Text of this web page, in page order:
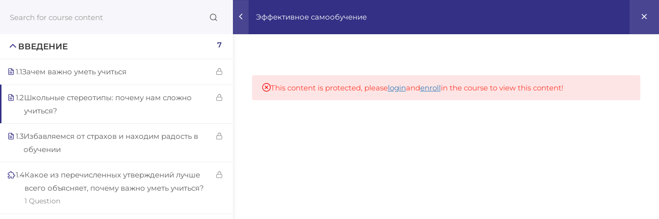
Home Courses
Эффективное самообучение
ВВЕДЕНИЕ 7
1.1Зачем важно уметь учиться
1.2Школьные стереотипы: почему нам сложно
учиться?
1.3Избавляемся от страхов и находим радость в
обучении
1.4Какое из перечисленных утверждений лучше
всего объясняет, почему важно уметь учиться?
1 Question
This content is protected, pleaseloginandenrollin the course to view this content!
An inclusive lifelong learning platform
org@gradebuilder.tech
Blog
NeuroQuiz
Launch Your Startup
Our partners